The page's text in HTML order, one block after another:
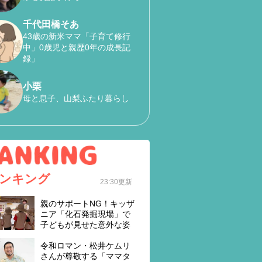
千代田橋そあ
43歳の新米ママ「子育て修行
中」0歳児と親歴0年の成長記
録」
小栗
母と息子、山梨ふたり暮らし
キング 23:30更新
親のサポートNG！キッザ
ニア「化石発掘現場」で
子どもが見せた意外な姿
令和ロマン・松井ケムリ
さんが尊敬する「ママタ